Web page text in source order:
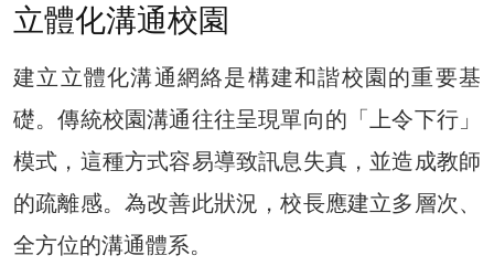
立體化溝通校園
建立立體化溝通網絡是構建和諧校園的重要基
礎。傳統校園溝通往往呈現單向的「上令下行」
模式，這種方式容易導致訊息失真，並造成教師
的疏離感。為改善此狀況，校長應建立多層次、
全方位的溝通體系。